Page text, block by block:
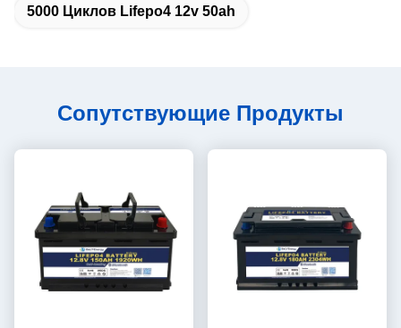
5000 Циклов Lifepo4 12v 50ah
Сопутствующие Продукты